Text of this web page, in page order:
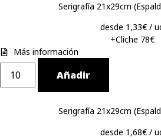
Serigrafía 21x29cm
desde 1,33€ /
+Cliche 78€
Más información
Añadir
Serigrafía 21x29cm
desde 1,68€ /